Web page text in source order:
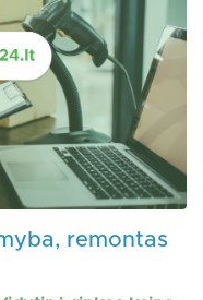
remontas